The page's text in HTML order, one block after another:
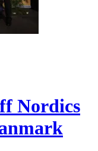
Nordics